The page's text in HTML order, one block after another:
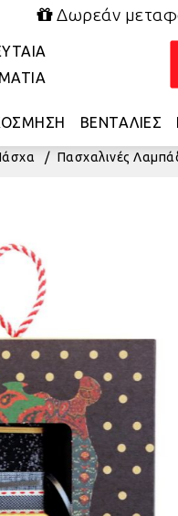
Δωρεάν
ΒΕΝΤΑΛΙΕΣ
/ Πασχαλινές